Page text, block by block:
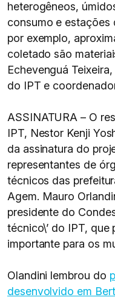
heterogêneos,
consumo e estações
por exemplo,
coletado são
Echevenguá
do IPT e
ASSINATURA – O
IPT, Nestor Kenji
da assinatura do
representantes de
técnicos das
Agem. Mauro
presidente do
técnico\’ do IPT, que
importante para os
Olandini lembrou do
desenvolvido em